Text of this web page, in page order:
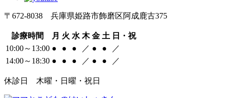
〒672-8038 兵庫県姫路市飾磨区阿成鹿古375
診療時間 月 火 水 木 金 土 日・祝
10:00～13:00 ● ● ● ／ ● ●
／
14:00～18:30 ● ● ● ／ ● ● ／
休診日 木曜・日曜・祝日